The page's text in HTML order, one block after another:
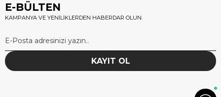
E-BÜLTEN
KAMPANYA VE YENİLİKLERDEN HABERDAR OLUN.
KAYIT OL